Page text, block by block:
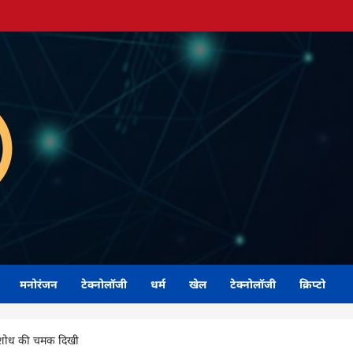
मनोरंजन टेक्नोलॉजी धर्म खेल टेक्नोलॉजी क्रिप्टो
की चमक दिखी